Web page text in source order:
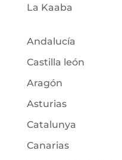
La Kaaba
Andalucía
Castilla león
Aragón
Asturias
Catalunya
Canarias